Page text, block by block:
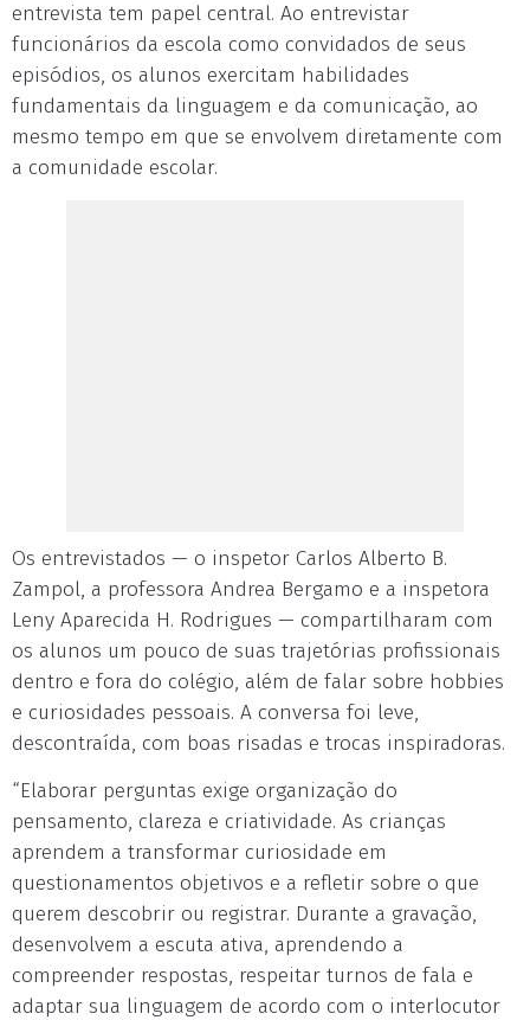
entrevista tem papel central. Ao entrevistar
funcionários da escola como convidados de seus
episódios, os alunos exercitam habilidades
fundamentais da linguagem e da comunicação, ao
mesmo tempo em que se envolvem diretamente com
a comunidade escolar.
Os entrevistados — o inspetor Carlos Alberto B.
Zampol, a professora Andrea Bergamo e a inspetora
Leny Aparecida H. Rodrigues — compartilharam com
os alunos um pouco de suas trajetórias profissionais
dentro e fora do colégio, além de falar sobre hobbies
e curiosidades pessoais. A conversa foi leve,
descontraída, com boas risadas e trocas inspiradoras.
“Elaborar perguntas exige organização do
pensamento, clareza e criatividade. As crianças
aprendem a transformar curiosidade em
questionamentos objetivos e a refletir sobre o que
querem descobrir ou registrar. Durante a gravação,
desenvolvem a escuta ativa, aprendendo a
compreender respostas, respeitar turnos de fala e
adaptar sua linguagem de acordo com o interlocutor